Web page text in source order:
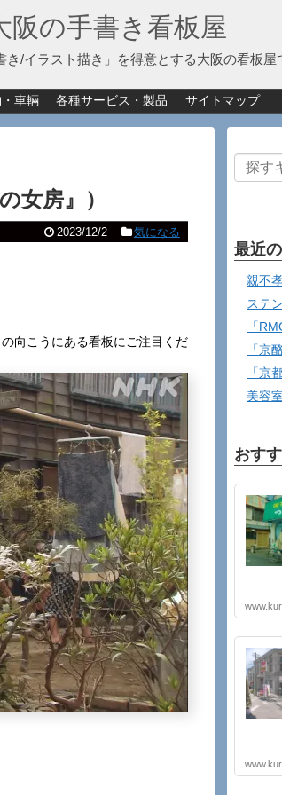
阪の手書き看板屋
き/イラスト描き」を得意とする大阪の看板屋
車輛 各種サービス・製品 サイトマップ
女房』）
2023/12/2 気になる
向こうにある看板にご注目くだ
最近
親不
ステ
「
「京
「京
美容
おす